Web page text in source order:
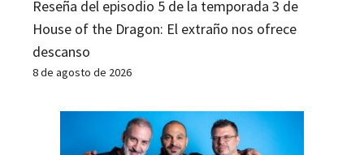
Reseña del episodio 5 de la temporada 3 de
House of the Dragon: El extraño nos ofrece
descanso
8 de agosto de 2026